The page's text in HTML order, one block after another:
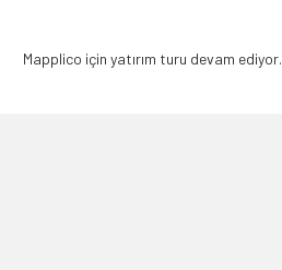
Mapplico için yatırım turu devam ediyor.